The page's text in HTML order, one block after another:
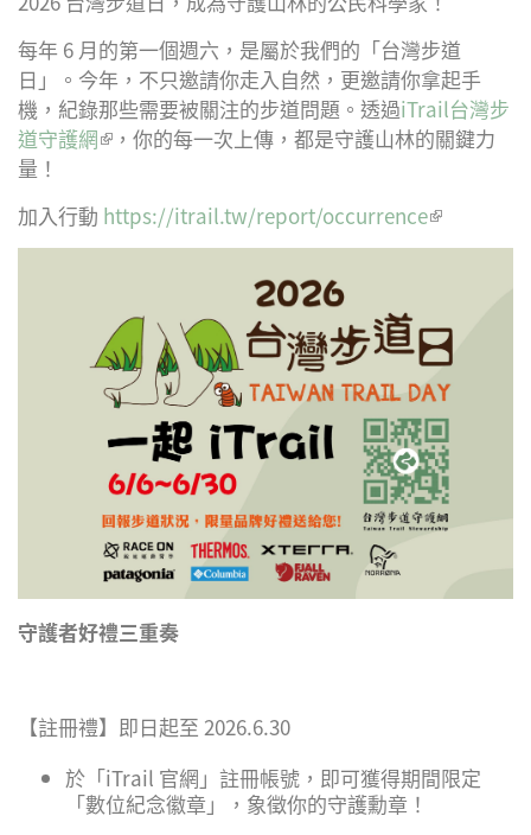
FacebookTwitter
博
Google
Plus
每年 6 月的第一個週六，是屬於我們的「台灣步道
日」。今年，不只邀請你走入自然，更邀請你拿起手
機，紀錄那些需要被關注的步道問題。透過iTrail台灣步
道守護網(link is external)
，你的每一次上傳，都是守護山林的關鍵力
量！
加入行動 https://itrail.tw/report/occurrence(link is
external)
守護者好禮三重奏
【註冊禮】即日起至 2026.6.30
於「iTrail 官網」註冊帳號，即可獲得期間限定
「數位紀念徽章」，象徵你的守護勳章！